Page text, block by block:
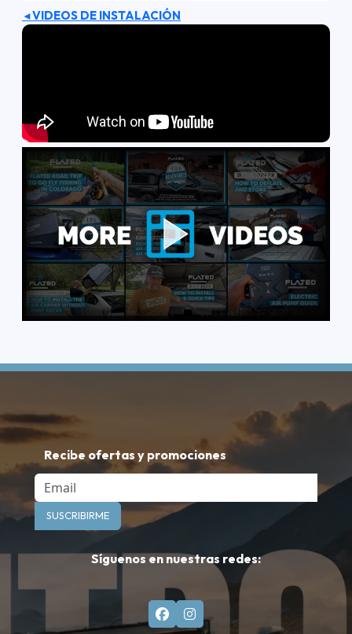
◄VIDEOS DE INSTALACIÓN
Recibe ofertas y promociones
Email
SUSCRIBIRME
Síguenos en nuestras redes: